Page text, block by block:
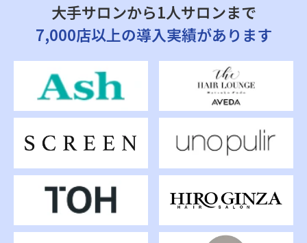
大手サロンから1人サロンまで
7,000店以上の導入実績があります